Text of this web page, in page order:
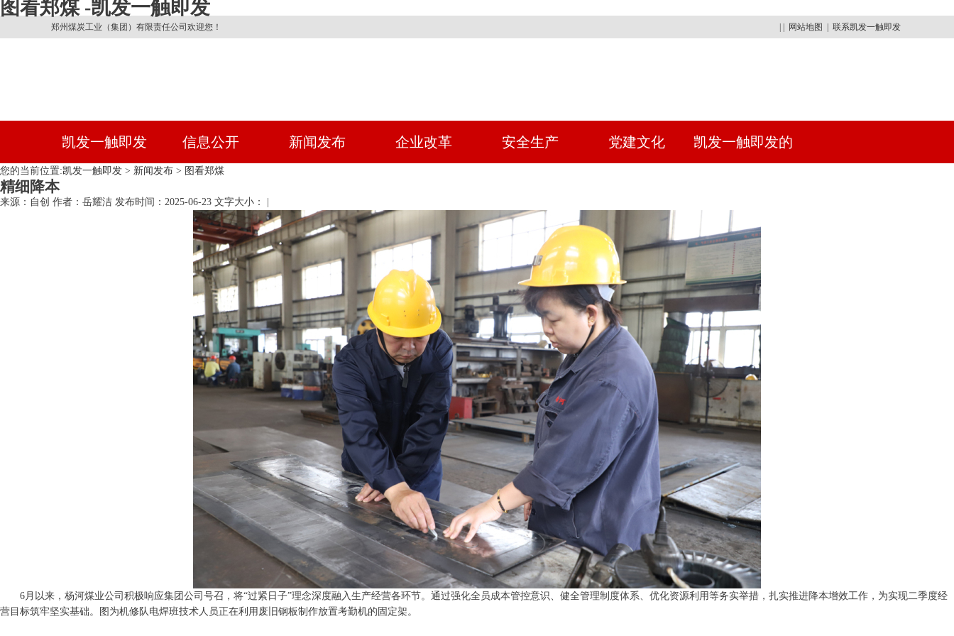
图看郑煤 -凯发一触即发
郑州煤炭工业（集团）有限责任公司欢迎您！ 网站地图 联系凯发一触即发
凯发一触即发 信息公开 新闻发布 企业改革 安全生产 党建文化 凯发一触即发的
您的当前位置:凯发一触即发 > 新闻发布 > 图看郑煤
精细降本
来源：自创 作者：岳耀洁 发布时间：2025-06-23 文字大小： |
6月以来，杨河煤业公司积极响应集团公司号召，将“过紧日子”理念深度融入生产经营各环节。通过强化全员成本管控意识、健全管理制度体系、优化资源利用等务实举措，扎实推进降本增效工作，为实现二季度经
营目标筑牢坚实基础。图为机修队电焊班技术人员正在利用废旧钢板制作放置考勤机的固定架。